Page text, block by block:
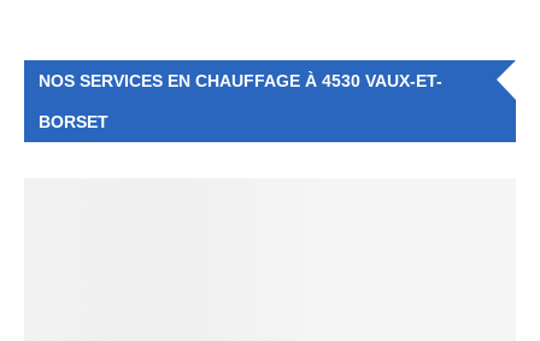
NOS SERVICES EN CHAUFFAGE À 4530 VAUX-ET-
BORSET